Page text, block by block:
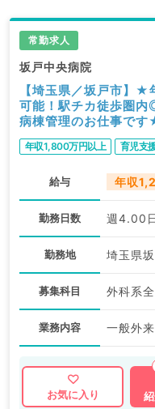
常勤求人
坂戸中央病院
【埼玉県／坂戸市】
可能！駅チカ徒歩圏内
病棟管理のお仕事で
年収1,800万円以上 育児支
給与 年収
勤務日数 週4.00
勤務地 埼玉県
募集科目 外科系
業務内容
お気に入り